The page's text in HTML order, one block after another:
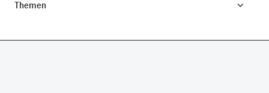
Themen